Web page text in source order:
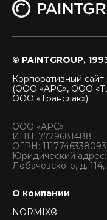
© PAINTGROUP,
Корпоративный
(ООО «АРС», ООО
ООО «Транслак»)
ООО «АРС»
ИНН: 7729681488
ОГРН: 1117746338093
Юридический адрес:
Лобачевского, д.
О компании
NORMIX®